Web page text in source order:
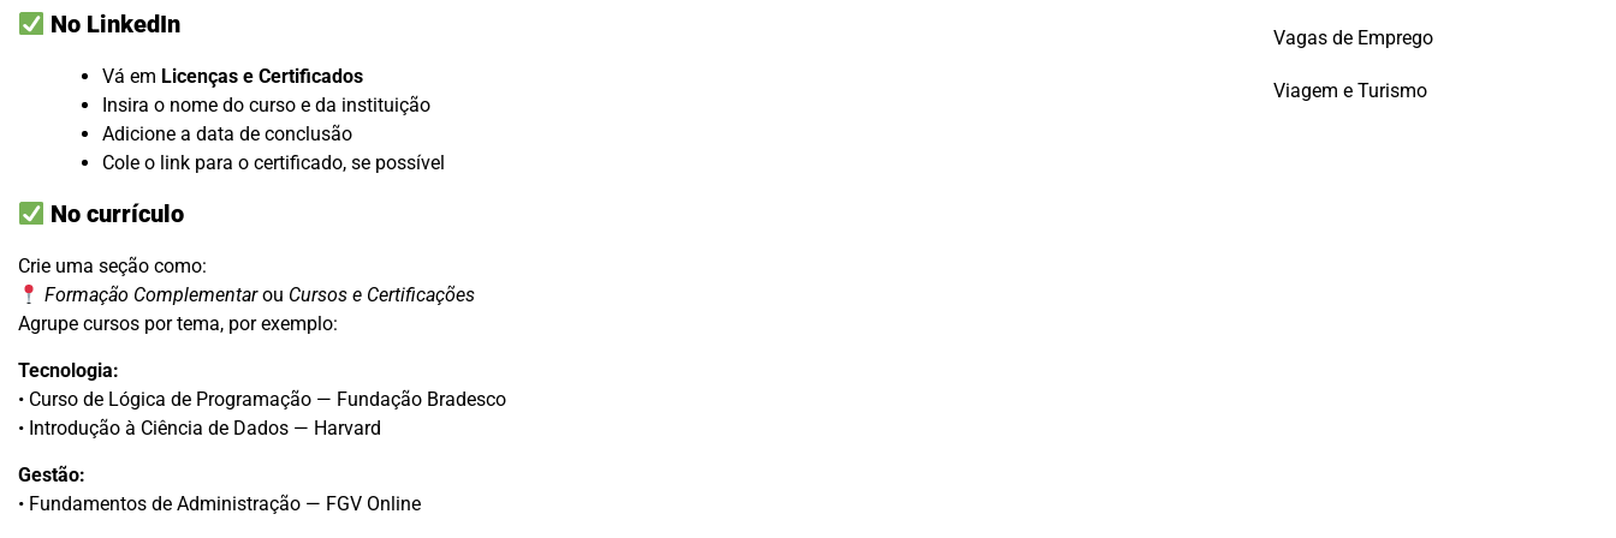
No LinkedIn
Vá em Licenças e Certificados
Insira o nome do curso e da instituição
Adicione a data de conclusão
Cole o link para o certificado, se possível
No currículo
Crie uma seção como:
Formação Complementarou Cursos e Certificações
Agrupe cursos por tema, por exemplo:
Tecnologia:
• Curso de Lógica de Programação — Fundação Bradesco
• Introdução à Ciência de Dados — Harvard
Gestão:
• Fundamentos de Administração — FGV Online
Vagas de Emprego
Viagem e Turismo